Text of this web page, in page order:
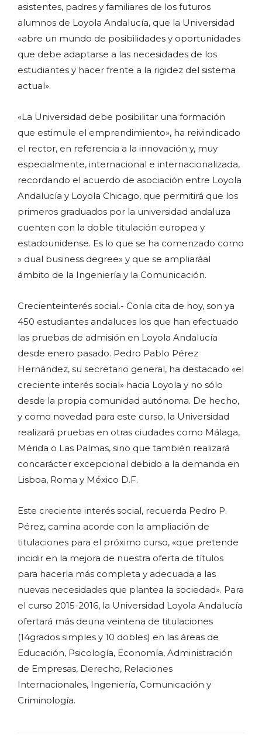
asistentes, padres y familiares de los futuros
alumnos de Loyola Andalucía, que la Universidad
«abre un mundo de posibilidades y oportunidades
que debe adaptarse a las necesidades de los
estudiantes y hacer frente a la rigidez del sistema
actual».
«La Universidad debe posibilitar una formación
que estimule el emprendimiento», ha reivindicado
el rector, en referencia a la innovación y, muy
especialmente, internacional e internacionalizada,
recordando el acuerdo de asociación entre Loyola
Andalucía y Loyola Chicago, que permitirá que los
primeros graduados por la universidad andaluza
cuenten con la doble titulación europea y
estadounidense. Es lo que se ha comenzado como
» dual business degree» y que se ampliaráal
ámbito de la Ingeniería y la Comunicación.
Crecienteinterés social.- Conla cita de hoy, son ya
450 estudiantes andaluces los que han efectuado
las pruebas de admisión en Loyola Andalucía
desde enero pasado. Pedro Pablo Pérez
Hernández, su secretario general, ha destacado «el
creciente interés social» hacia Loyola y no sólo
desde la propia comunidad autónoma. De hecho,
y como novedad para este curso, la Universidad
realizará pruebas en otras ciudades como Málaga,
Mérida o Las Palmas, sino que también realizará
concarácter excepcional debido a la demanda en
Lisboa, Roma y México D.F.
Este creciente interés social, recuerda Pedro P.
Pérez, camina acorde con la ampliación de
titulaciones para el próximo curso, «que pretende
incidir en la mejora de nuestra oferta de títulos
para hacerla más completa y adecuada a las
nuevas necesidades que plantea la sociedad». Para
el curso 2015-2016, la Universidad Loyola Andalucía
ofertará más deuna veintena de titulaciones
(14grados simples y 10 dobles) en las áreas de
Educación, Psicología, Economía, Administración
de Empresas, Derecho, Relaciones
Internacionales, Ingeniería, Comunicación y
Criminología.